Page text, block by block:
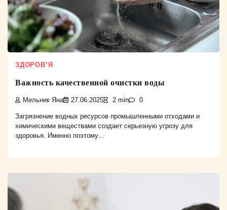
ЗДОРОВ’Я
Важность качественной очистки воды
Мельник Яна 27.06.2025 2 min 0
Загрязнение водных ресурсов промышленными отходами и
химическими веществами создает серьезную угрозу для
здоровья. Именно поэтому…